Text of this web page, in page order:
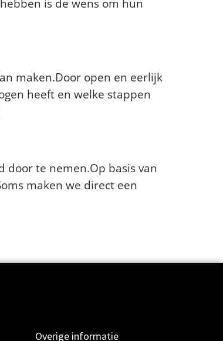
is de wens om hun
maken.Door open en eerlijk
heeft en welke stappen
door te nemen.Op basis van
maken we direct een
Overige informatie